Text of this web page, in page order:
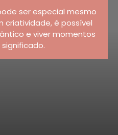
ser especial mesmo
criatividade, é possível
e viver momentos